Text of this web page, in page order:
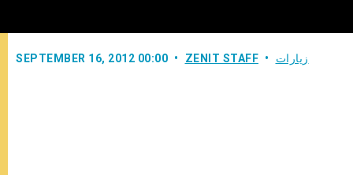
SEPTEMBER 16, 2012 00:00 ZENIT STAFF زيارات